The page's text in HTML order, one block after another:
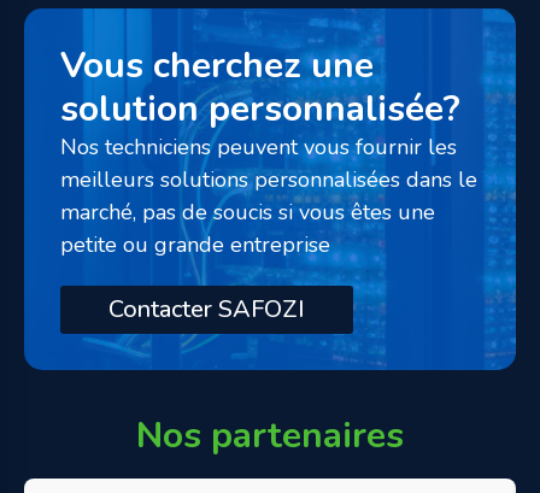
Vous cherchez une
solution personnalisée?
Nos techniciens peuvent vous fournir les
meilleurs solutions personnalisées dans le
marché, pas de soucis si vous êtes une
petite ou grande entreprise
Contacter SAFOZI
Nos partenaires